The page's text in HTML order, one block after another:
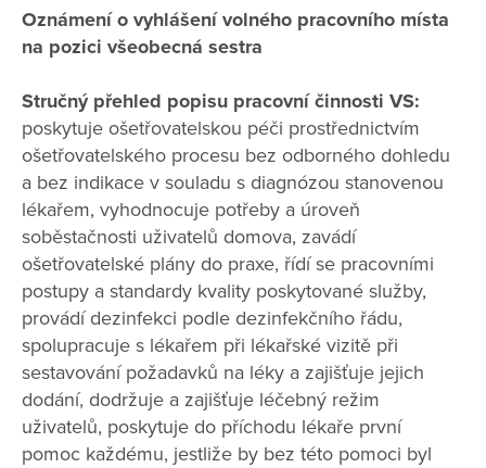
Oznámení o vyhlášení volného pracovního místa
na pozici všeobecná sestra
Stručný přehled popisu pracovní činnosti VS:
poskytuje ošetřovatelskou péči prostřednictvím
ošetřovatelského procesu bez odborného dohledu
a bez indikace v souladu s diagnózou stanovenou
lékařem, vyhodnocuje potřeby a úroveň
soběstačnosti uživatelů domova, zavádí
ošetřovatelské plány do praxe, řídí se pracovními
postupy a standardy kvality poskytované služby,
provádí dezinfekci podle dezinfekčního řádu,
spolupracuje s lékařem při lékařské vizitě při
sestavování požadavků na léky a zajišťuje jejich
dodání, dodržuje a zajišťuje léčebný režim
uživatelů, poskytuje do příchodu lékaře první
pomoc každému, jestliže by bez této pomoci byl